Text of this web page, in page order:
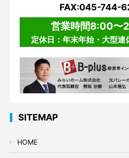
FAX:045-744-
営業時間8:00〜
定休日：年末年始・大型連
SITEMAP
HOME